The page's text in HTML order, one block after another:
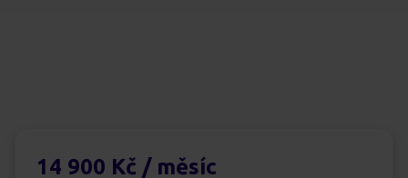
14 900 Kč / měsíc